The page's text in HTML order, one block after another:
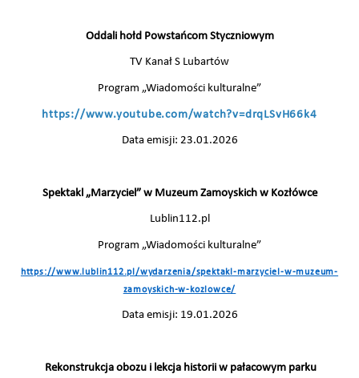
Oddali hołd Powstańcom Styczniowym
TV Kanał S Lubartów
Program „Wiadomości kulturalne”
https://www.youtube.com/watch?v=drqLSvH66k4
Data emisji: 23.01.2026
Spektakl „Marzyciel” w Muzeum Zamoyskich w Kozłówce
Lublin112.pl
Program „Wiadomości kulturalne”
https://www.lublin112.pl/wydarzenia/spektakl-marzyciel-w-muzeum-
zamoyskich-w-kozlowce/
Data emisji: 19.01.2026
Rekonstrukcja obozu i lekcja historii w pałacowym parku